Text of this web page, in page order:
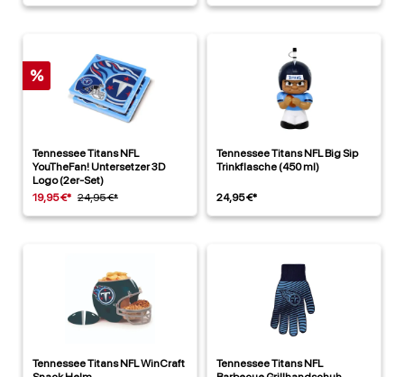
%
Tennessee Titans NFL
YouTheFan! Untersetzer 3D
Logo (2er-Set)
19,95 €* 24,95 €*
Tennessee Titans NFL Big Sip
Trinkflasche (450 ml)
24,95 €*
Tennessee Titans NFL WinCraft
Tennessee Titans NFL